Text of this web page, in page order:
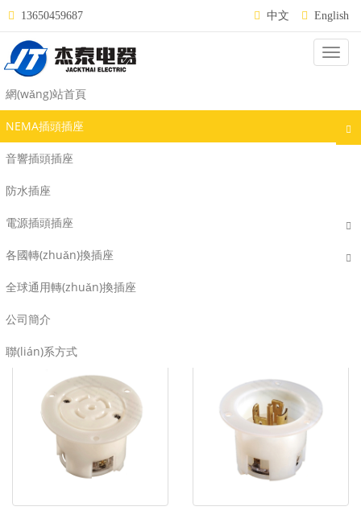
13650459687 中文 English
網(wǎng)站首頁
NEMA插頭插座
音響插頭插座
防水插座
電源插頭插座
各國轉(zhuǎn)換插座
全球通用轉(zhuǎn)換插座
公司簡介
聯(lián)系方式
NEMA插頭插座